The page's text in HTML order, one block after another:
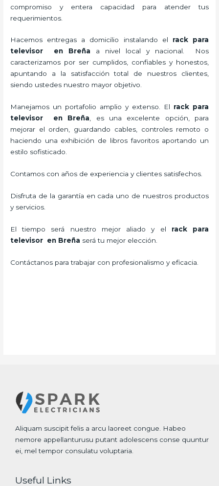
compromiso y entera capacidad para atender tus
requerimientos.
Hacemos entregas a domicilio instalando el rack para
televisor en Breña a nivel local y nacional.
Nos
caracterizamos por ser cumplidos, confiables y honestos,
apuntando a la satisfacción total de nuestros clientes,
siendo ustedes nuestro mayor objetivo.
Manejamos un portafolio amplio y extenso. El rack para
televisor en Breña, es una excelente opción, para
mejorar el orden, guardando cables, controles remoto o
haciendo una exhibición de libros favoritos aportando un
estilo sofisticado.
Contamos con años de experiencia y clientes satisfechos.
Disfruta de la garantía en cada uno de nuestros productos
y servicios.
El tiempo será nuestro mejor aliado y el rack para
televisor en Breña será tu mejor elección.
Contáctanos para trabajar con profesionalismo y eficacia.
Aliquam suscipit felis a arcu laoreet congue. Habeo
nemore appellanturusu putant adolescens conse quuntur
ei, mel tempor consulatu voluptaria.
Useful Links